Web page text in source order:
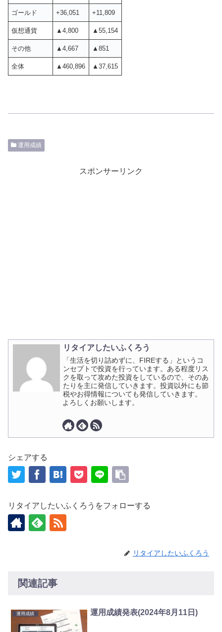
ゴールド +36,051 +11,809
仮想通貨 ▲4,800 ▲55,154
その他 ▲4,667 ▲851
全体 ▲460,896 ▲37,615
運用成績
スポンサーリンク
リタイアしたいふくろう
「生活を切り詰めずに、FIREする」というコ
ンセプトで投資を行っています。ある程度リス
クを取って攻めた投資をしているので、そのあ
たりを主に発信していきます。投資以外にも節
税やお得情報についても発信していきます。
よろしくお願いします。
シェアする
リタイアしたいふくろうをフォローする
リタイアしたいふくろう
関連記事
運用成績 運用成績発表(2024年8月11日)